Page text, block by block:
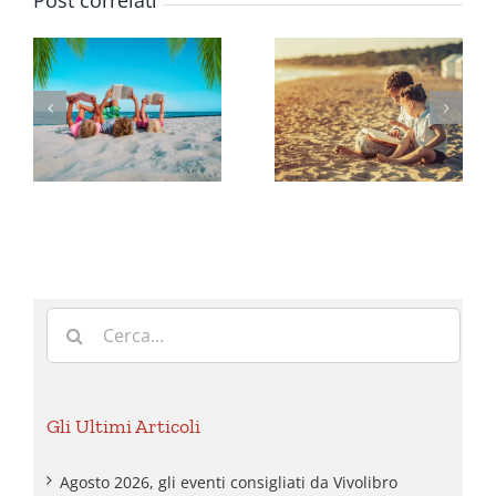
Luglio
2026, gli
eventi
consigliati
da
Giugno
2026, gli
eventi
consigliati
da
per:
Gli Ultimi Articoli
Agosto 2026, gli eventi consigliati da Vivolibro